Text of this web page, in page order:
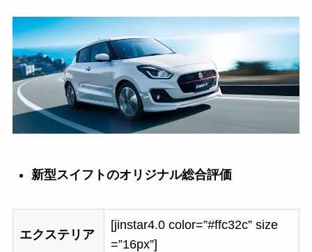
新型スイフトのオリジナル総合評価
エクステリア
[jinstar4.0 color=”#ffc32c” size
=”16px”]